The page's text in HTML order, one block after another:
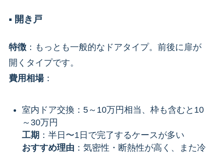
▪️ 開き戸
特徴：もっとも一般的なドアタイプ。前後に扉が
開くタイプです。
費用相場：
室内ドア交換：5～10万円相当、枠も含むと10
～30万円
工期 ：半日〜1日で完了するケースが多い
おすすめ理由 ：気密性・断熱性が高く、また冷